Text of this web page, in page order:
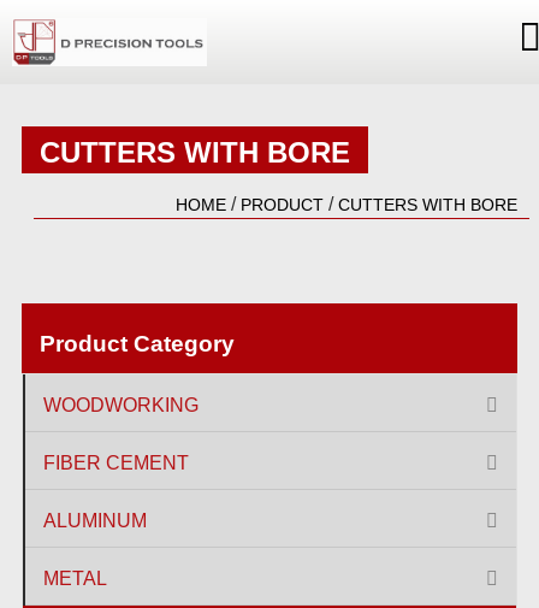
CUTTERS WITH BORE
HOME / PRODUCT /CUTTERS WITH BORE
Product Category
WOODWORKING
FIBER CEMENT
ALUMINUM
METAL